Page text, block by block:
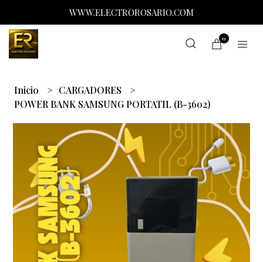
WWW.ELECTROROSARIO.COM
0
Inicio
CARGADORES
POWER BANK SAMSUNG PORTATIL (B-3602)